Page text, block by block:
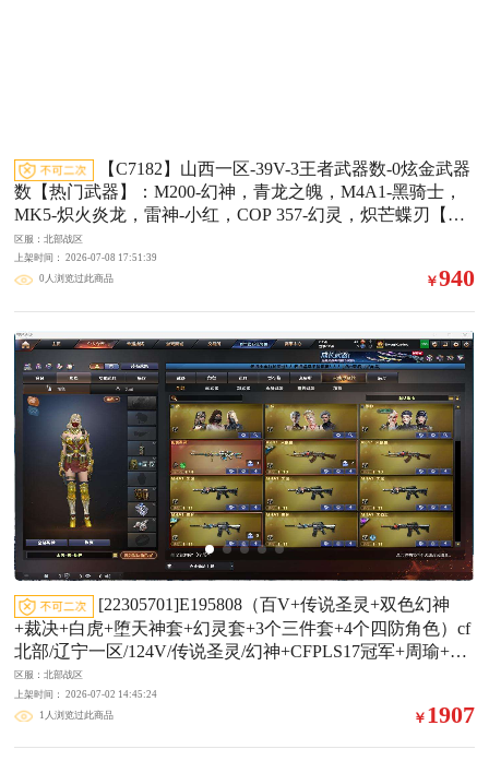
数【热门武器】：M200-幻神，青龙之魄，M4A1-黑骑士，
MK5-炽火炎龙，雷神-小红，COP 357-幻灵，炽芒蝶刃【王
者炫金武器】：青龙之魄【音效卡】：M4A1-黑骑士音效
卡，天罚-斗烈龙驹-斗烈音效卡，屠龙-斗烈龙驹-斗烈音效卡
【皮肤】：幻神-宠儿-2021MVP，M200-幻神-N9-2022MV
P，雷神-暗月，雷神-宠儿-2019MVP，火麒麟-心动糖果，M
4A1-千变-孔明皮肤，屠龙-星火燎原【角色】：王者春，奇
洋探员，修道士，云海玲珑，斗烈龙骑，暗夜-X，虎妞，嘉
年华灵狐，娟娟，兰-新年限定，灵狐者-X，潘多拉
区服：北部战区
上架时间： 2026-07-08 17:51:39
0人浏览过此商品
￥940
+裁决+白虎+堕天神套+幻灵套+3个三件套+4个四防角色）cf
北部/辽宁一区/124V/传说圣灵/幻神+CFPLS17冠军+周瑜+王
者幻神/裁决/白虎/QBZ金色蔷薇+QBZ王者蔷薇/3炼狱/堕天
神套+幻灵套/黑骑士三件套+毁灭三件套+雷神三件套+极光
带卡/影豹（四防）/王者春（四防）/王者葵貂蝉（四防）/王
者玲珑小乔（四防）/多皮可排
区服：北部战区
上架时间： 2026-07-02 14:45:24
1人浏览过此商品
￥ 1907